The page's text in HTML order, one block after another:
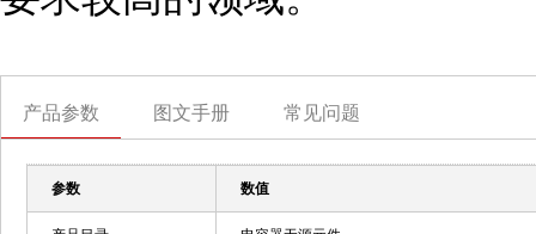
产品参数 图文手册 常见问题
参数 数值